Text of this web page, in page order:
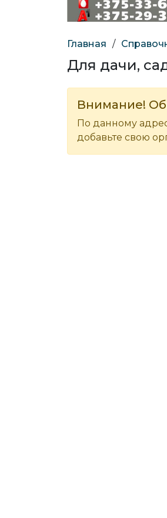
Главная /
Для дачи,
Внимание!
По данному
добавьте свою